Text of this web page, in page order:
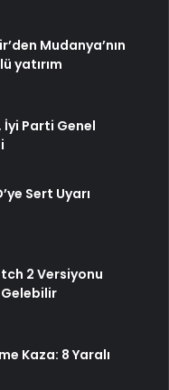
Mudanya’nın
yatırım
İyi Parti Genel
Sert Uyarı
2 Versiyonu
Kaza: 8 Yaralı